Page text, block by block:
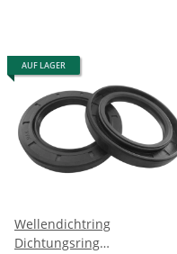
AUF LAGER
Wellendichtring
Dichtungsring